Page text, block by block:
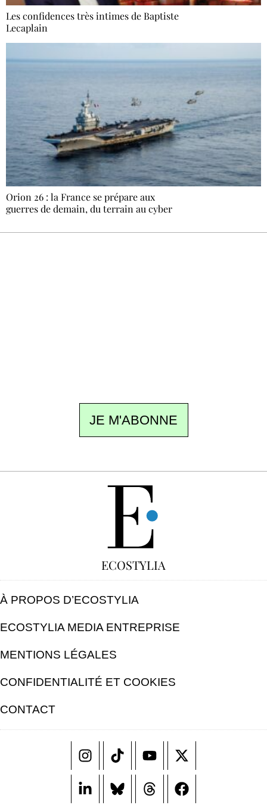
Les confidences très intimes de Baptiste
Lecaplain
Orion 26 : la France se prépare aux
guerres de demain, du terrain au cyber
JE M'ABONNE
ECOSTYLIA
À PROPOS D’ECOSTYLIA
ECOSTYLIA MEDIA ENTREPRISE
MENTIONS LÉGALES
CONFIDENTIALITÉ ET COOKIES
CONTACT